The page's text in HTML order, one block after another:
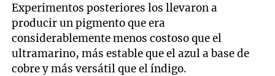
Experimentos posteriores los llevaron a
producir un pigmento que era
considerablemente menos costoso que el
ultramarino, más estable que el azul a base de
cobre y más versátil que el índigo.